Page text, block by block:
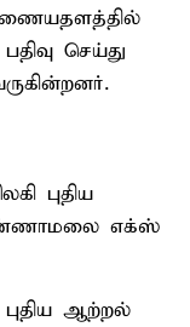
இணையதளத்தில்
செய்து
புதிய
எக்ஸ்
ஆற்றல்